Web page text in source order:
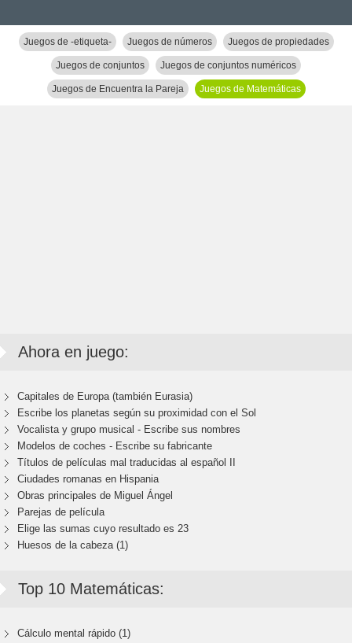
Juegos de -etiqueta- Juegos de números Juegos de propiedades
Juegos de conjuntos Juegos de conjuntos numéricos
Juegos de Encuentra la Pareja Juegos de Matemáticas
Ahora en juego:
Capitales de Europa (también Eurasia)
Escribe los planetas según su proximidad con el Sol
Vocalista y grupo musical - Escribe sus nombres
Modelos de coches - Escribe su fabricante
Títulos de películas mal traducidas al español II
Ciudades romanas en Hispania
Obras principales de Miguel Ángel
Parejas de película
Elige las sumas cuyo resultado es 23
Huesos de la cabeza (1)
Top 10 Matemáticas:
Cálculo mental rápido (1)